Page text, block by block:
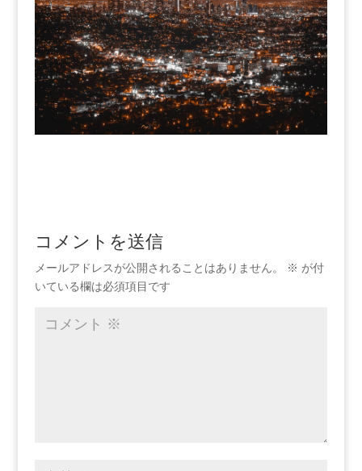
コメントを送信
メールアドレスが公開されることはありません。 ※ が付
いている欄は必須項目です